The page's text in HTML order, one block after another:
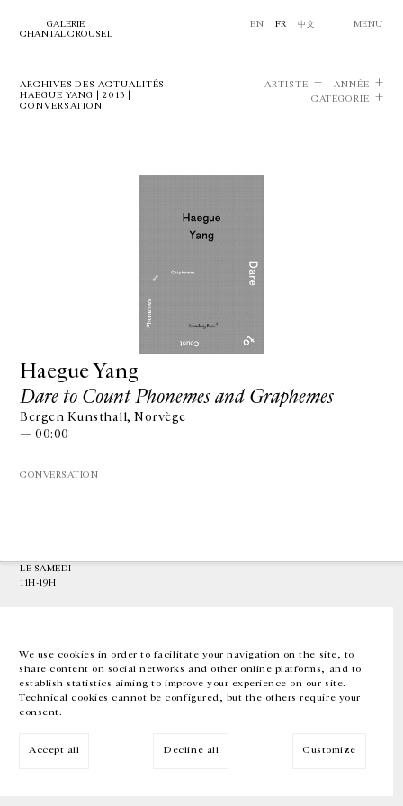
We use cookies in order to facilitate your navigation on the site, to
share content on social networks and other online platforms, and to
establish statistics aiming to improve your experience on our site.
Technical cookies cannot be configured, but the others require your
consent.
Accept all Decline all Customize
GALERIE
CHANTAL CROUSEL
EN FR 中文 MENU
ARCHIVES DES ACTUALITÉS
HAEGUE YANG | 2013 |
CONVERSATION
ARTISTE
ANNÉE
CATÉGORIE
Haegue Yang
Dare to Count Phonemes and Graphemes
Bergen Kunsthall, Norvège
— 00:00
CONVERSATION
T.+33 1 42 77 38 87
LE SAMEDI
11H-19H
EN FR 中文 Facebook Instagram
Inscrivez-vous à notre newsletter